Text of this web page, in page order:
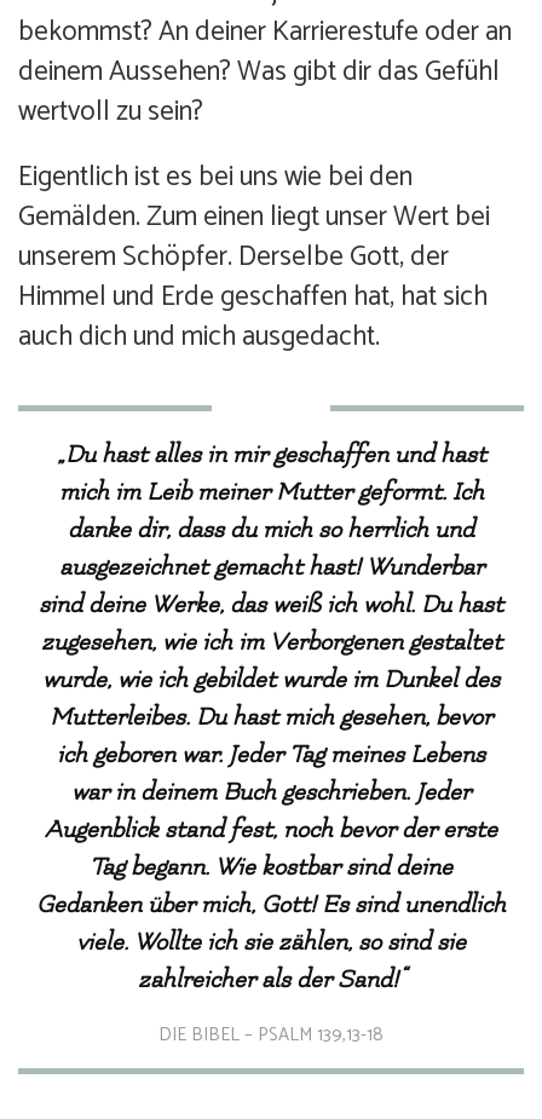
bekommst? An deiner Karrierestufe oder an
deinem Aussehen? Was gibt dir das Gefühl
wertvoll zu sein?
Eigentlich ist es bei uns wie bei den
Gemälden. Zum einen liegt unser Wert bei
unserem Schöpfer. Derselbe Gott, der
Himmel und Erde geschaffen hat, hat sich
auch dich und mich ausgedacht.
„Du hast alles in mir geschaffen und hast
mich im Leib meiner Mutter geformt. Ich
danke dir, dass du mich so herrlich und
ausgezeichnet gemacht hast! Wunderbar
sind deine Werke, das weiß ich wohl. Du hast
zugesehen, wie ich im Verborgenen gestaltet
wurde, wie ich gebildet wurde im Dunkel des
Mutterleibes. Du hast mich gesehen, bevor
ich geboren war. Jeder Tag meines Lebens
war in deinem Buch geschrieben. Jeder
Augenblick stand fest, noch bevor der erste
Tag begann. Wie kostbar sind deine
Gedanken über mich, Gott! Es sind unendlich
viele. Wollte ich sie zählen, so sind sie
zahlreicher als der Sand!“
DIE BIBEL – PSALM 139,13-18